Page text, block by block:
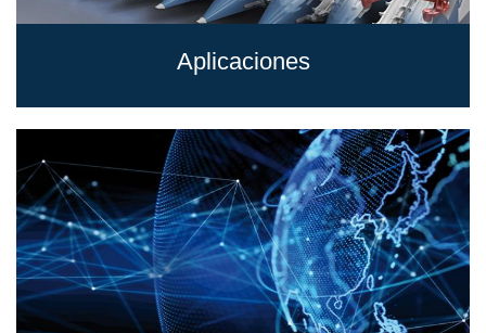
Aplicaciones